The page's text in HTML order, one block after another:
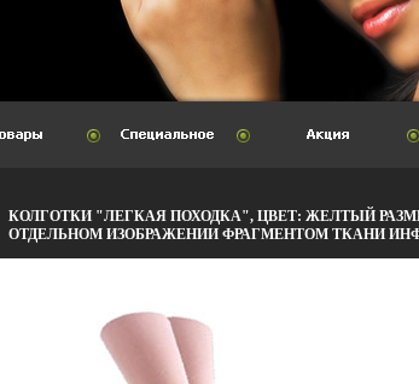
КОЛГОТКИ "ЛЕГКАЯ ПОХОДКА", ЦВЕТ: ЖЕЛТЫЙ
ОТДЕЛЬНОМ ИЗОБРАЖЕНИИ ФРАГМЕНТОМ ТКАНИ